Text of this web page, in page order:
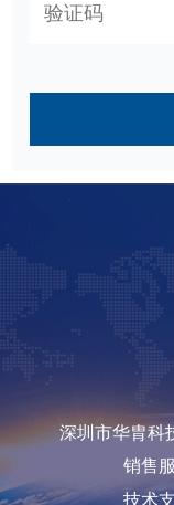
深圳市华胄科
销售
技术